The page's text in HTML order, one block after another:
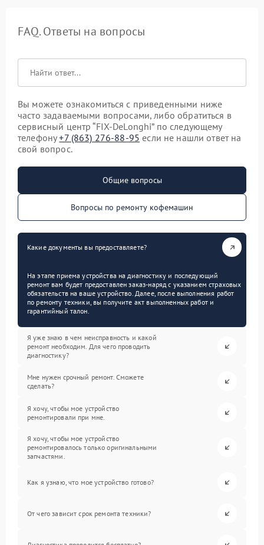
FAQ. Ответы на вопросы
Вы можете ознакомиться с приведенными ниже
часто задаваемыми вопросами, либо обратиться в
сервисный центр “FIX-DeLonghi” по следующему
телефону+7 (863) 276-88-95 если не нашли ответ на
свой вопрос.
Общие вопросы
Вопросы по ремонту кофемашин
Какие документы вы предоставляете?
На этапе приема устройства на диагностику и последующий
ремонт вам будет предоставлен заказ-наряд с указанием страховых
обязательств на ваше устройство. Далее, после выполнения работ
по ремонту техники, вы получите акт выполненных работ и
гарантийный талон.
Я уже знаю в чем неисправность и какой
ремонт необходим. Для чего проводить
диагностику?
Мне нужен срочный ремонт. Сможете
сделать?
Я хочу, чтобы мое устройство
ремонтировали при мне.
Я хочу, чтобы мое устройство
ремонтировалось только оригинальными
запчастями.
Как я узнаю, что мое устройство готово?
От чего зависит срок ремонта техники?